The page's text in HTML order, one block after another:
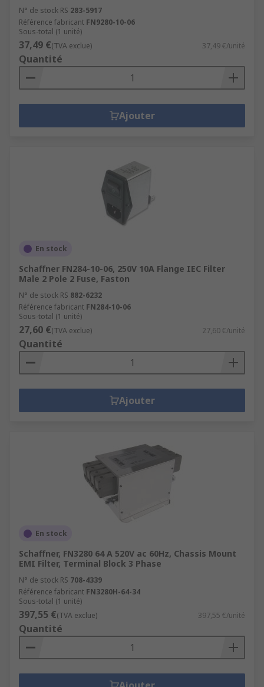
N° de stock RS 283-5917
Référence fabricant FN9280-10-06
Sous-total (1 unité)
37,49 €(TVA exclue) 37,49 €/unité
Quantité
Ajouter
En stock
Schaffner FN284-10-06, 250V 10A Flange IEC Filter
Male 2 Pole 2 Fuse, Faston
N° de stock RS 882-6232
Référence fabricant FN284-10-06
Sous-total (1 unité)
27,60 €(TVA exclue) 27,60 €/unité
Quantité
Ajouter
En stock
Schaffner, FN3280 64 A 520V ac 60Hz, Chassis Mount
EMI Filter, Terminal Block 3 Phase
N° de stock RS 708-4339
Référence fabricant FN3280H-64-34
Sous-total (1 unité)
397,55 €(TVA exclue) 397,55 €/unité
Quantité